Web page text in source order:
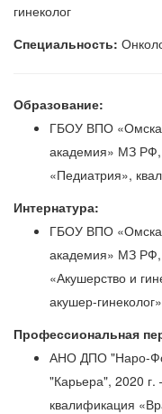
гинеколог
Специальность:
Образование:
ГБОУ ВПО
академия» МЗ РФ,
«Педиатрия»,
Интернатура:
ГБОУ ВПО
академия» МЗ РФ,
«Акушерство и
акушер-гинеколог»
Профессиональная
АНО ДПО "Наро-
"Карьера", 2020 г.
квалификация